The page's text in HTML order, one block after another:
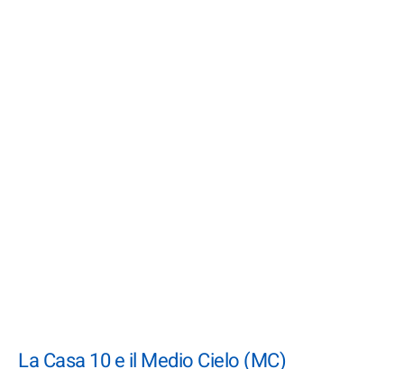
La Casa 10 e il Medio Cielo (MC)